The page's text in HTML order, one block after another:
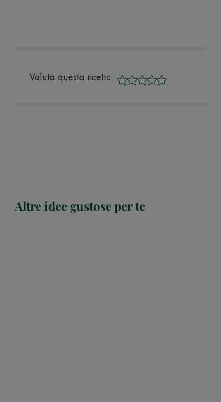
Valuta questa ricetta
Altre idee gustose per te